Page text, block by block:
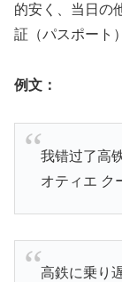
的安く、当日の
証（パスポート
例文：
我错过了高
オティエ ク
高鉄に乗り